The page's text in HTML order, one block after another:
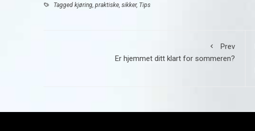
Tagged kjøring, praktiske, sikker, Tips
Prev
Er hjemmet ditt klart for sommeren?